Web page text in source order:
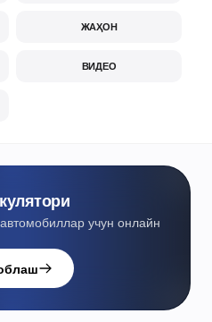
ЖАҲОН
ВИДЕО
учун онлайн